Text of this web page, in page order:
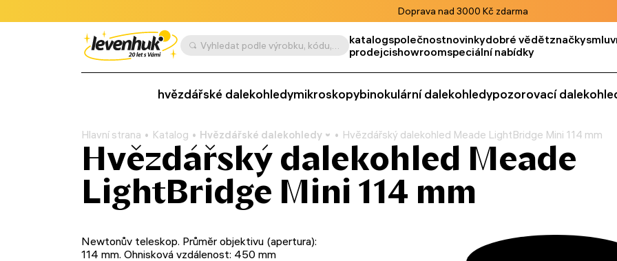
Doprava nad 3000 Kč zdarma
Vyhledat podle výrobku, kódu, kategorie apod. katalogspolečnostnovinkydobré vědětznačky
prodejcishowroomspeciální nabídky
hvězdářské dalekohledymikroskopybinokulární dalekohledypozorovací
Hlavní strana Katalog Hvězdářské dalekohledy Hvězdářský dalekohled Meade LightBridge Mini 114 mm
Hvězdářský dalekohled Meade
LightBridge Mini 114 mm
Newtonův teleskop. Průměr objektivu (apertura):
114 mm. Ohnisková vzdálenost: 450 mm